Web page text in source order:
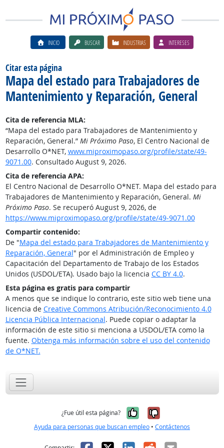
INICIO BUSCAR INDUSTRIAS INTERESES
Citar esta página
Mapa del estado para Trabajadores de
Mantenimiento y Reparación, General
Cita de referencia MLA:
“Mapa del estado para Trabajadores de Mantenimiento y
Reparación, General.” Mi Próximo Paso, El Centro Nacional de
Desarrollo O*NET, www.miproximopaso.org/profile/state/49-
9071.00. Consultado August 9, 2026.
Cita de referencia APA:
El Centro Nacional de Desarrollo O*NET. Mapa del estado para
Trabajadores de Mantenimiento y Reparación, General. Mi
Próximo Paso. Se recuperó August 9, 2026, de
https://www.miproximopaso.org/profile/state/49-9071.00
Compartir contenido:
De "Mapa del estado para Trabajadores de Mantenimiento y
Reparación, General" por el Administración de Empleo y
Capacitación del Departamento de Trabajo de los Estados
Unidos (USDOL/ETA). Usado bajo la licencia CC BY 4.0.
Esta página es gratis para compartir
A menos que se indique lo contrario, este sitio web tiene una
licencia de Creative Commons Atribución/Reconocimiento 4.0
Licencia Pública Internacional. Puede copiar o adaptar la
información de este sitio si menciona a USDOL/ETA como la
fuente. Obtenga más información sobre el uso del contenido
de O*NET.
¿Fue útil esta página? Sí, fue útil
No, no fue
Ayuda para personas que buscan empleo • Contáctenos